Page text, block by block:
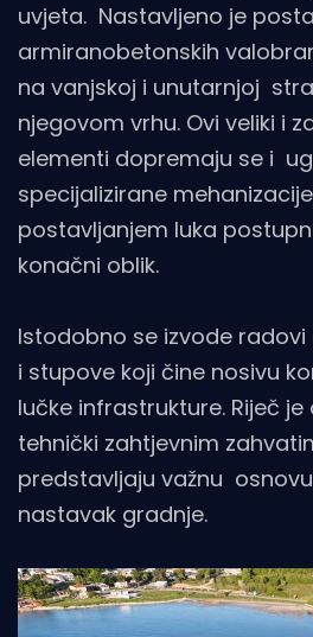
uvjeta. Nastavljeno je
armiranobetonskih
na vanjskoj i unutarnjoj
njegovom vrhu. Ovi veliki i
elementi dopremaju se i
specijalizirane
postavljanjem luka
konačni oblik.
Istodobno se izvode
i stupove koji čine nosivu
lučke infrastrukture. Riječ
tehnički zahtjevnim
predstavljaju važnu
nastavak gradnje.